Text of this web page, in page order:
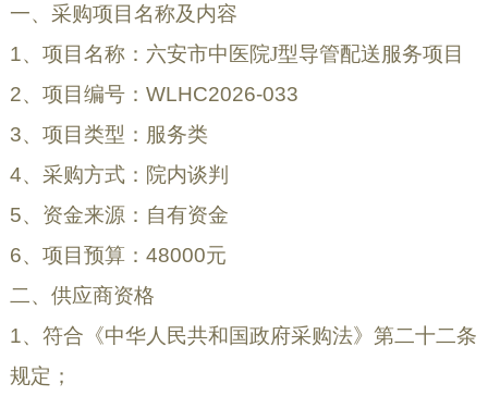
一、采购项目名称及内容
1、项目名称： 六安市中医院J型导管配送服务项目
2、项目编号： WLHC2026-033
3、项目类型：服务类
4、采购方式：院内谈判
5、资金来源：自有资金
6、项目预算：48000元
二、供应商资格
1、 符合《中华人民共和国政府采购法》第二十二条
规定；